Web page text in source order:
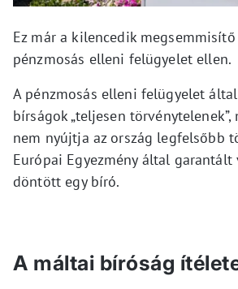
Ez már a kilencedik
pénzmosás elleni felügyelet ellen.
A pénzmosás elleni felügyelet
bírságok „teljesen
nem nyújtja az ország legfelsőbb
Európai Egyezmény által garantált
döntött egy bíró.
A máltai bíróság